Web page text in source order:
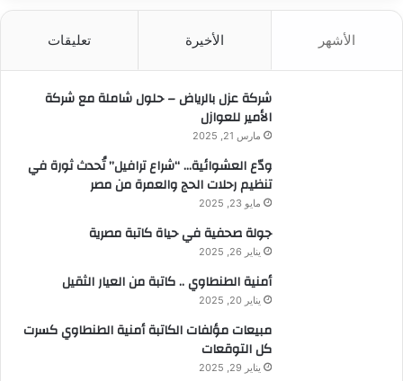
الأشهر الأخيرة تعليقات
شركة عزل بالرياض – حلول شاملة مع شركة
الأمير للعوازل
مارس 21, 2025
ودّع العشوائية… “شراع ترافيل” تُحدث ثورة في
تنظيم رحلات الحج والعمرة من مصر
مايو 23, 2025
جولة صحفية في حياة كاتبة مصرية
يناير 26, 2025
أمنية الطنطاوي .. كاتبة من العيار الثقيل
يناير 20, 2025
مبيعات مؤلفات الكاتبة أمنية الطنطاوي كسرت
كل التوقعات
يناير 29, 2025